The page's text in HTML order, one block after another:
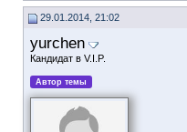
29.01.2014, 21:02
yurchen
Кандидат в V.I.P.
Автор темы